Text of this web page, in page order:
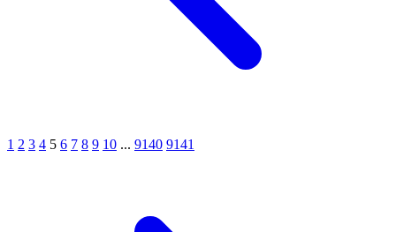
1 2 3 4 5 6 7 8 9 10 ... 9140 9141